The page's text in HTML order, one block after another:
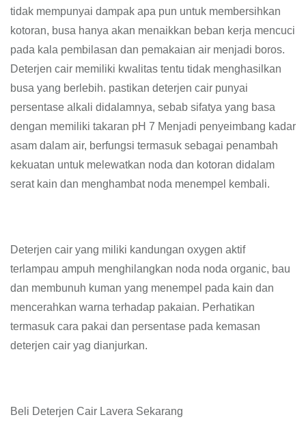
tidak mempunyai dampak apa pun untuk membersihkan
kotoran, busa hanya akan menaikkan beban kerja mencuci
pada kala pembilasan dan pemakaian air menjadi boros.
Deterjen cair memiliki kwalitas tentu tidak menghasilkan
busa yang berlebih. pastikan deterjen cair punyai
persentase alkali didalamnya, sebab sifatya yang basa
dengan memiliki takaran pH 7 Menjadi penyeimbang kadar
asam dalam air, berfungsi termasuk sebagai penambah
kekuatan untuk melewatkan noda dan kotoran didalam
serat kain dan menghambat noda menempel kembali.
Deterjen cair yang miliki kandungan oxygen aktif
terlampau ampuh menghilangkan noda noda organic, bau
dan membunuh kuman yang menempel pada kain dan
mencerahkan warna terhadap pakaian. Perhatikan
termasuk cara pakai dan persentase pada kemasan
deterjen cair yag dianjurkan.
Beli Deterjen Cair Lavera Sekarang